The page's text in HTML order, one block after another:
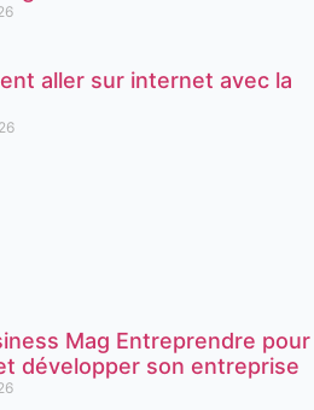
aller sur internet avec la
Mag Entreprendre pour
développer son entreprise